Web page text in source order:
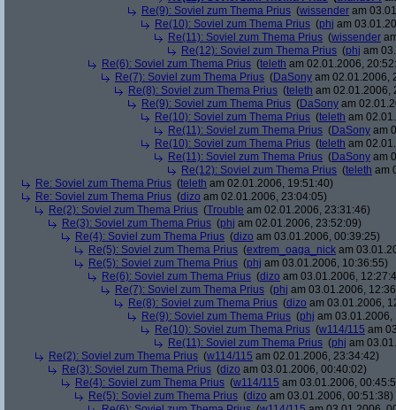
Re(9): Soviel zum Thema Prius (wissender am
Re(10): Soviel zum Thema Prius (phj am
Re(11): Soviel zum Thema Prius (wissender
Re(12): Soviel zum Thema Prius (phj am
Re(6): Soviel zum Thema Prius (teleth am 02.01.2006,
Re(7): Soviel zum Thema Prius (DaSony am 02.01.2006,
Re(8): Soviel zum Thema Prius (teleth am 02.01.2006,
Re(9): Soviel zum Thema Prius (DaSony am
Re(10): Soviel zum Thema Prius (teleth am
Re(11): Soviel zum Thema Prius (DaSony am
Re(10): Soviel zum Thema Prius (teleth am
Re(11): Soviel zum Thema Prius (DaSony am
Re(12): Soviel zum Thema Prius (teleth am
Re: Soviel zum Thema Prius (teleth am 02.01.2006, 19:51:40)
Re: Soviel zum Thema Prius (dizo am 02.01.2006, 23:04:05)
Re(2): Soviel zum Thema Prius (Trouble am 02.01.2006, 23:31:46)
Re(3): Soviel zum Thema Prius (phj am 02.01.2006, 23:52:09)
Re(4): Soviel zum Thema Prius (dizo am 03.01.2006, 00:39:25)
Re(5): Soviel zum Thema Prius (extrem_oaga_nick am
Re(5): Soviel zum Thema Prius (phj am 03.01.2006, 10:36:55)
Re(6): Soviel zum Thema Prius (dizo am 03.01.2006,
Re(7): Soviel zum Thema Prius (phj am 03.01.2006,
Re(8): Soviel zum Thema Prius (dizo am 03.01.2006,
Re(9): Soviel zum Thema Prius (phj am 03.01.2006,
Re(10): Soviel zum Thema Prius (w114/115 am
Re(11): Soviel zum Thema Prius (phj am
Re(2): Soviel zum Thema Prius (w114/115 am 02.01.2006, 23:34:42)
Re(3): Soviel zum Thema Prius (dizo am 03.01.2006, 00:40:02)
Re(4): Soviel zum Thema Prius (w114/115 am 03.01.2006,
Re(5): Soviel zum Thema Prius (dizo am 03.01.2006, 00:51:38)